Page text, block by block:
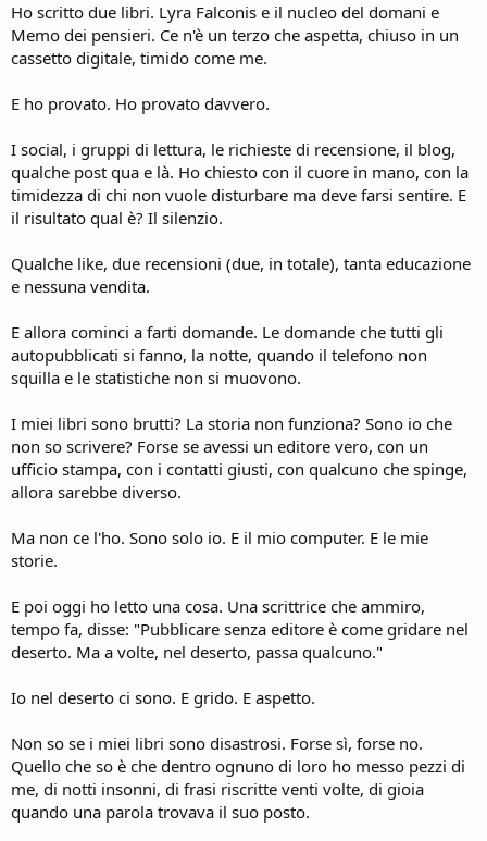
Ho scritto due libri. Lyra Falconis e il nucleo del domani e
Memo dei pensieri. Ce n'è un terzo che aspetta, chiuso in un
cassetto digitale, timido come me.
E ho provato. Ho provato davvero.
I social, i gruppi di lettura, le richieste di recensione, il blog,
qualche post qua e là. Ho chiesto con il cuore in mano, con la
timidezza di chi non vuole disturbare ma deve farsi sentire. E
il risultato qual è? Il silenzio.
Qualche like, due recensioni (due, in totale), tanta educazione
e nessuna vendita.
E allora cominci a farti domande. Le domande che tutti gli
autopubblicati si fanno, la notte, quando il telefono non
squilla e le statistiche non si muovono.
I miei libri sono brutti? La storia non funziona? Sono io che
non so scrivere? Forse se avessi un editore vero, con un
ufficio stampa, con i contatti giusti, con qualcuno che spinge,
allora sarebbe diverso.
Ma non ce l'ho. Sono solo io. E il mio computer. E le mie
storie.
E poi oggi ho letto una cosa. Una scrittrice che ammiro,
tempo fa, disse: "Pubblicare senza editore è come gridare nel
deserto. Ma a volte, nel deserto, passa qualcuno."
Io nel deserto ci sono. E grido. E aspetto.
Non so se i miei libri sono disastrosi. Forse sì, forse no.
Quello che so è che dentro ognuno di loro ho messo pezzi di
me, di notti insonni, di frasi riscritte venti volte, di gioia
quando una parola trovava il suo posto.